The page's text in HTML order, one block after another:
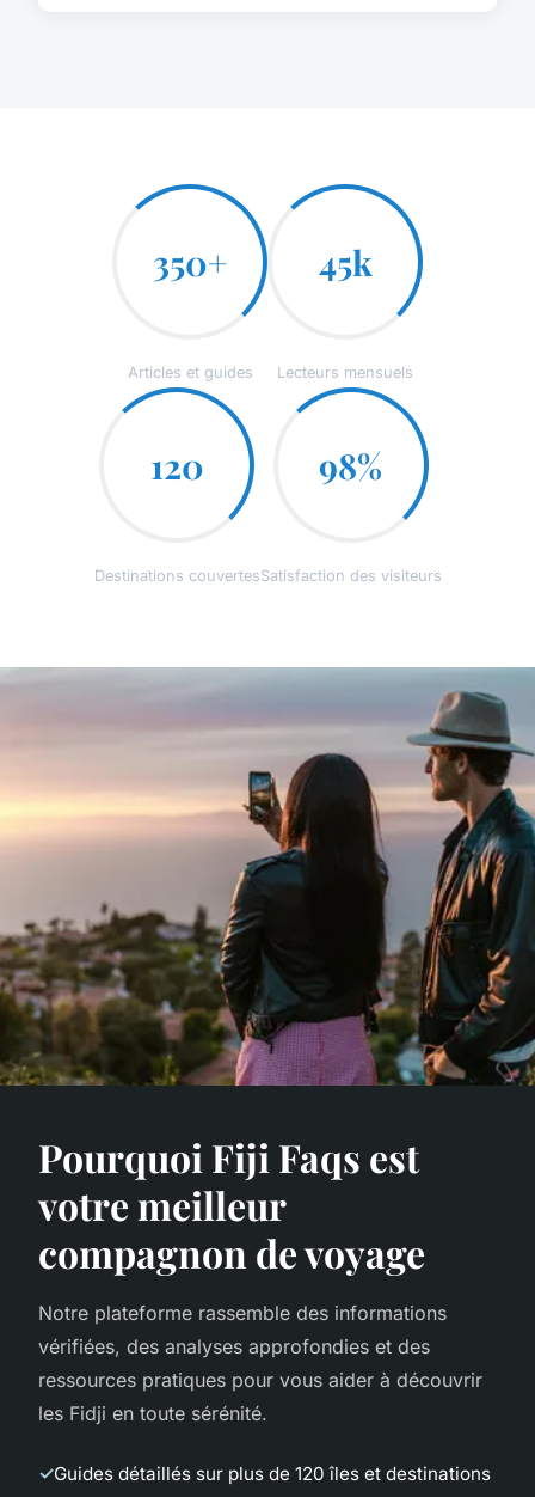
350+
Articles et guides
45k
Lecteurs mensuels
120
Destinations couvertes
98%
Satisfaction des visiteurs
Pourquoi Fiji Faqs est
votre meilleur
compagnon de voyage
Notre plateforme rassemble des informations
vérifiées, des analyses approfondies et des
ressources pratiques pour vous aider à découvrir
les Fidji en toute sérénité.
Guides détaillés sur plus de 120 îles et destinations